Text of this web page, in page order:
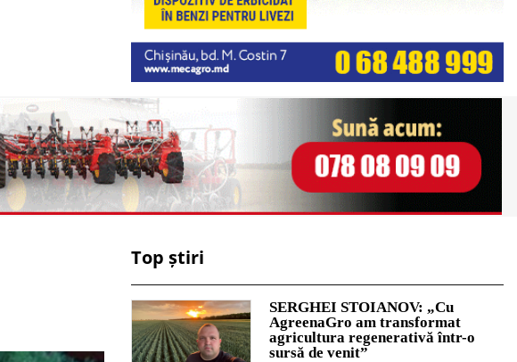
Top știri
SERGHEI STOIANOV: „Cu
AgreenaGro am transformat
agricultura regenerativă într-o
sursă de venit”